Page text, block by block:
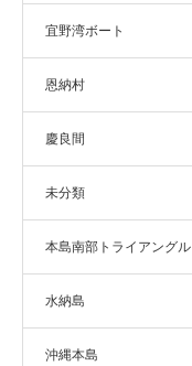
宜野湾ボート
恩納村
慶良間
未分類
本島南部トライアングル
水納島
沖縄本島